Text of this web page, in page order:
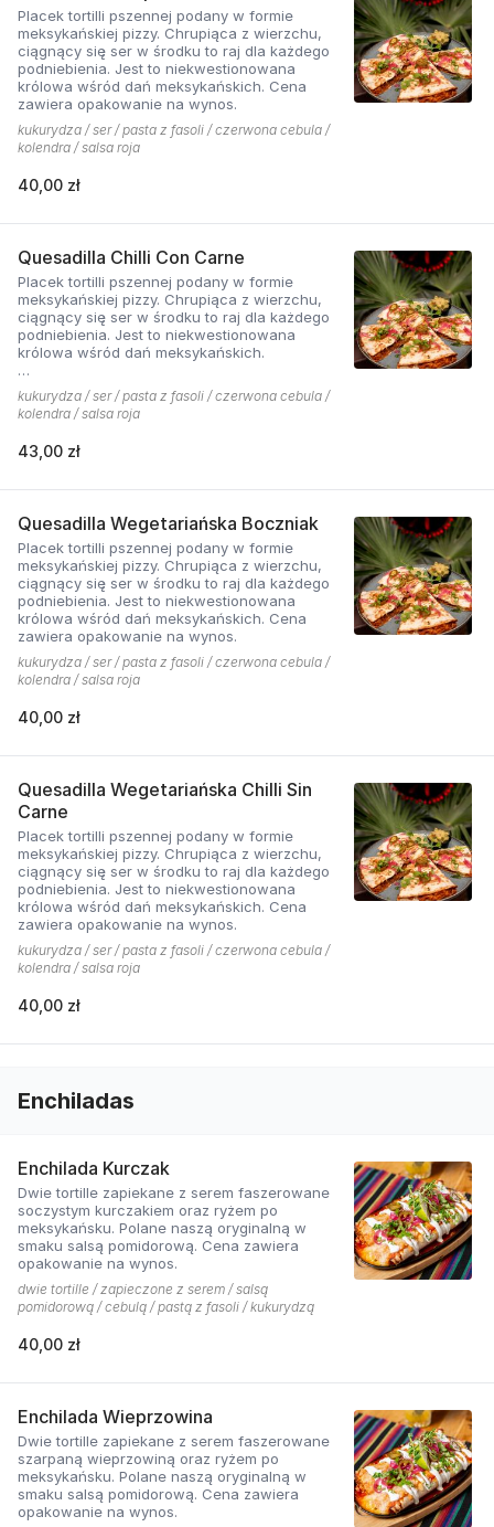
Placek tortilli pszennej podany w formie
meksykańskiej pizzy. Chrupiąca z wierzchu,
ciągnący się ser w środku to raj dla każdego
podniebienia. Jest to niekwestionowana
królowa wśród dań meksykańskich. Cena
zawiera opakowanie na wynos.
kukurydza / ser / pasta z fasoli / czerwona cebula /
kolendra / salsa roja
40,00 zł
Quesadilla Chilli Con Carne
Placek tortilli pszennej podany w formie
meksykańskiej pizzy. Chrupiąca z wierzchu,
ciągnący się ser w środku to raj dla każdego
podniebienia. Jest to niekwestionowana
królowa wśród dań meksykańskich.
*chilli con carne - mięso wieprzowo-wołowe
podawane na ostro z kukurydzą, fasolą i chilli.
kukurydza / ser / pasta z fasoli / czerwona cebula /
kolendra / salsa roja
43,00 zł
Quesadilla Wegetariańska Boczniak
Placek tortilli pszennej podany w formie
meksykańskiej pizzy. Chrupiąca z wierzchu,
ciągnący się ser w środku to raj dla każdego
podniebienia. Jest to niekwestionowana
królowa wśród dań meksykańskich. Cena
zawiera opakowanie na wynos.
kukurydza / ser / pasta z fasoli / czerwona cebula /
kolendra / salsa roja
40,00 zł
Quesadilla Wegetariańska Chilli Sin
Carne
Placek tortilli pszennej podany w formie
meksykańskiej pizzy. Chrupiąca z wierzchu,
ciągnący się ser w środku to raj dla każdego
podniebienia. Jest to niekwestionowana
królowa wśród dań meksykańskich. Cena
zawiera opakowanie na wynos.
kukurydza / ser / pasta z fasoli / czerwona cebula /
kolendra / salsa roja
40,00 zł
Enchiladas
Enchilada Kurczak
Dwie tortille zapiekane z serem faszerowane
soczystym kurczakiem oraz ryżem po
meksykańsku. Polane naszą oryginalną w
smaku salsą pomidorową. Cena zawiera
opakowanie na wynos.
dwie tortille / zapieczone z serem / salsą
pomidorową / cebulą / pastą z fasoli / kukurydzą
40,00 zł
Enchilada Wieprzowina
Dwie tortille zapiekane z serem faszerowane
szarpaną wieprzowiną oraz ryżem po
meksykańsku. Polane naszą oryginalną w
smaku salsą pomidorową. Cena zawiera
opakowanie na wynos.